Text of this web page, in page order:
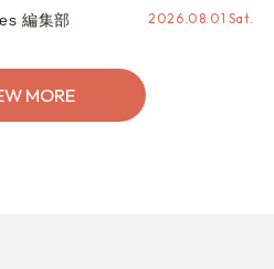
POPUPから、プチYour
、ティーパーティまで！8月
編集部 2026.08.01 Sat.
MORE